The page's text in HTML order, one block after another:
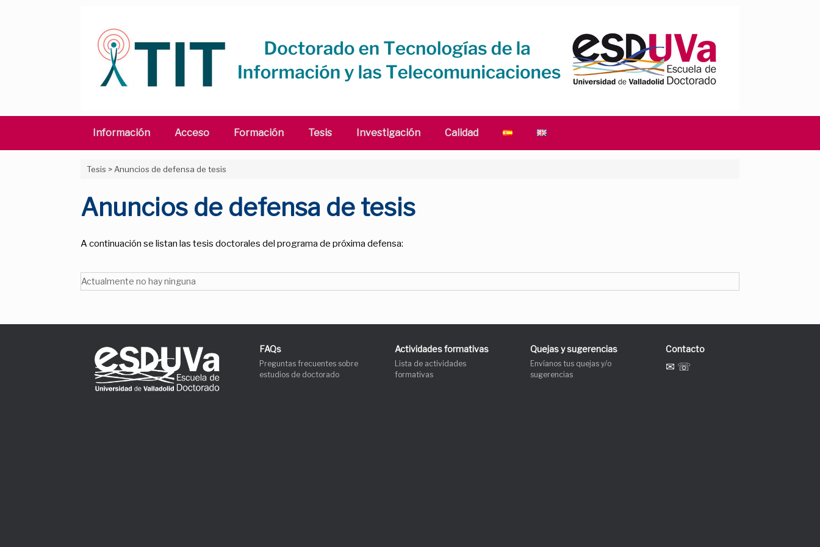
Información Acceso Formación Tesis Investigación Calidad
Tesis > Anuncios de defensa de tesis
Anuncios de defensa de tesis
A continuación se listan las tesis doctorales del programa de próxima defensa:
Actualmente no hay ninguna
FAQs
Preguntas frecuentes sobre
estudios de doctorado
Actividades formativas
Lista de actividades
formativas
Quejas y sugerencias
Envíanos tus quejas y/o
sugerencias
Contacto
✉ ☏